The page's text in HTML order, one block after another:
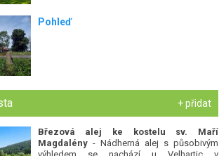
Pohleď
+ přidat
Březová alej ke kostelu sv. Maří
Magdalény- Nádherná alej s působivým